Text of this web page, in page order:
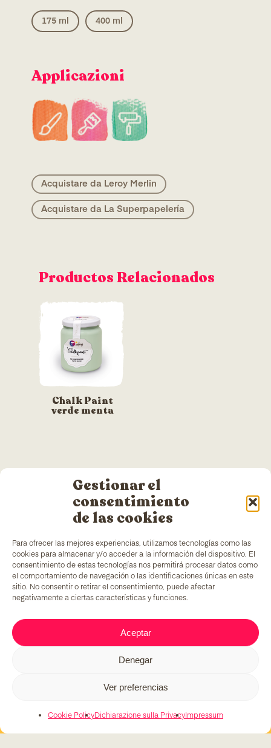
Gestionar el
consentimiento
de las cookies
Para ofrecer las mejores experiencias, utilizamos tecnologías como las
cookies para almacenar y/o acceder a la información del dispositivo. El
consentimiento de estas tecnologías nos permitirá procesar datos como
el comportamiento de navegación o las identificaciones únicas en este
sitio. No consentir o retirar el consentimiento, puede afectar
negativamente a ciertas características y funciones.
Aceptar
Denegar
Ver preferencias
Cookie PolicyDichiarazione sulla Privacy Impressum
175 ml 400 ml
Applicazioni
Acquistare da Leroy Merlin
Acquistare da La Superpapelería
Productos Relacionados
Chalk Paint
verde menta
TColors dispone di uno stabilimento di produzione
di vernici a Barcellona e di un laboratorio interno
per la creazione di vernici e adesivi. Vernici a base
d’acqua, prodotte secondo la normativaEN-71, che
includono un elemento aggiunto unico sul mercato:
generare occupazione per persone in situazioni di
C/ Fernando Pessoa, 54-64
tcolors@teb.org